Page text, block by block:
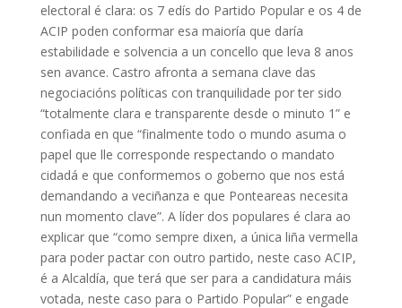
electoral é clara: os 7 edís do Partido Popular e os 4 de
ACIP poden conformar esa maioría que daría
estabilidade e solvencia a un concello que leva 8 anos
sen avance. Castro afronta a semana clave das
negociacións políticas con tranquilidade por ter sido
“totalmente clara e transparente desde o minuto 1” e
confiada en que “finalmente todo o mundo asuma o
papel que lle corresponde respectando o mandato
cidadá e que conformemos o goberno que nos está
demandando a veciñanza e que Ponteareas necesita
nun momento clave”. A líder dos populares é clara ao
explicar que “como sempre dixen, a única liña vermella
para poder pactar con outro partido, neste caso ACIP,
é a Alcaldía, que terá que ser para a candidatura máis
votada, neste caso para o Partido Popular” e engade